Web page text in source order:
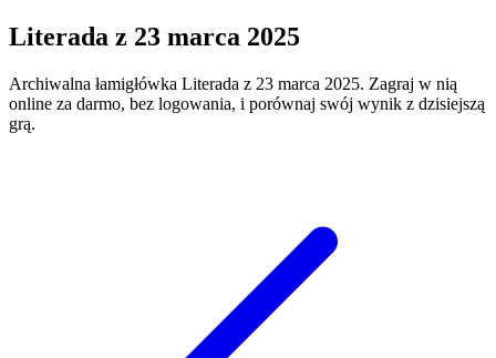
Literada z 23 marca 2025
Archiwalna łamigłówka Literada z 23 marca 2025. Zagraj w nią
online za darmo, bez logowania, i porównaj swój wynik z dzisiejszą
grą.